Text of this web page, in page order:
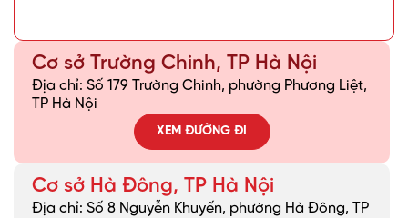
Cơ sở Trường Chinh, TP Hà Nội
Địa chỉ: Số 179 Trường Chinh, phường Phương Liệt,
TP Hà Nội
XEM ĐƯỜNG ĐI
Cơ sở Hà Đông, TP Hà Nội
Địa chỉ: Số 8 Nguyễn Khuyến, phường Hà Đông, TP